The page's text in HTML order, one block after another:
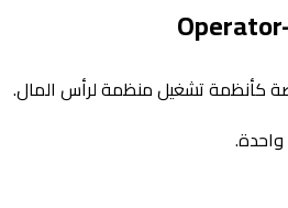
كأنظمة تشغيل منظمة لرأس المال.